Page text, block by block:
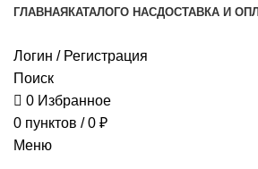
ГЛАВНАЯ КАТАЛОГО НАСДОСТАВКА И
Логин / Регистрация
Поиск
0 Избранное
0 пунктов / 0 ₽
Меню